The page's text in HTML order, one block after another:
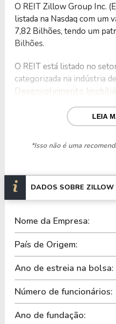
O REIT Zillow Group Inc.
listada na Nasdaq com um
7,82 Bilhões, tendo um
Bilhões.
O REIT está listado no
categorizada na indústria de
Desenvolvimento
Nos últimos 12 meses o
de $ 2,69 Bilhões, que
possui um P/L de 128,27,
últimos 12 meses o REIT
ZG.
LEIA
*Isso não é uma
DADOS SOBRE ZILLOW
Nome da Empresa:
País de Origem:
Ano de estreia na bolsa:
Número de funcionários:
Ano de fundação: